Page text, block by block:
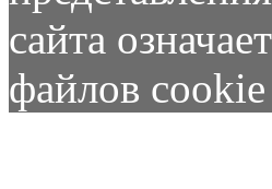
сайта
файлов cookie